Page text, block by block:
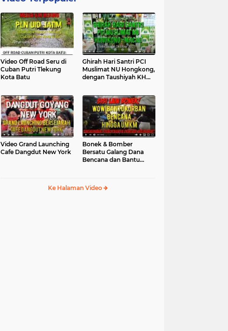
Video Off Road Seru di
Cuban Putri Tlekung
Kota Batu
Ghirah Hari Santri PCI
Muslimat NU Hongkong,
dengan Taushiyah KH
Video Grand Launching
Cafe Dangdut New York
Bonek & Bomber
Bersatu Galang Dana
Bencana dan Bantu
Ke Halaman Video